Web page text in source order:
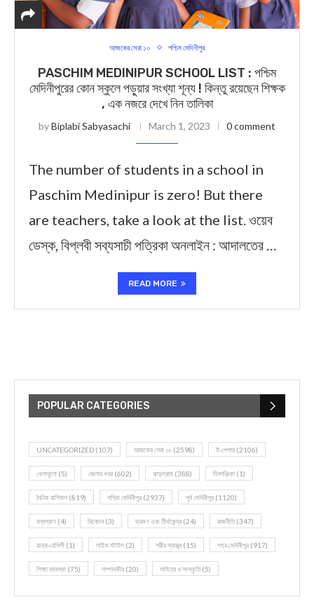
আজকের সেরা ১০ পশ্চিম মেদিনীপুর
PASCHIM MEDINIPUR SCHOOL LIST : পশ্চিম
মেদিনীপুরের কোন স্কুলে পড়ুয়ার সংখ্যা শূন্য ! কিন্তু রয়েছেন শিক্ষক
, এক নজরে দেখে নিন তালিকা
byBiplabi Sabyasachi March 1, 2023 0 comment
The number of students in a school in
Paschim Medinipur is zero! But there
are teachers, take a look at the list. ওয়েব
ডেস্ক, বিপ্লবী সব্যসাচী পত্রিকা অনলাইন : আদালতের …
READ MORE
POPULAR CATEGORIES
UNCATEGORIZED (107) আজকের সেরা ১০ (2598) ই-পেপার (2106)
খেলাধূলো (5) জেলার খবর (602) ঝাড়গ্রাম (388) দিনপঞ্জিকা (1)
দৈনিক রাশিফল (819) পশ্চিম মেদিনীপুর (2937) পূর্ব মেদিনীপুর (1120)
বন্যপ্রাণ (4) বিনোদন(3) ভ্রমণ এবং তীর্থকেন্দ্র (24) রাজনীতি(347)
রান্না-রেসিপী (1) লাইফ স্টাইল (2) শরীর স্বাস্থ্য (15) শহর মেদিনীপুর (917)
শিক্ষা ব্যবস্থা (75) সম্পাদকীয় (20) সাহিত্য ও সংস্কৃতি(5)